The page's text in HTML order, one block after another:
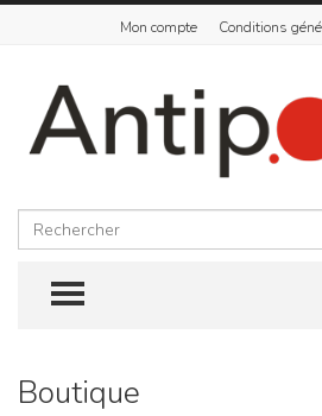
Mon compte Conditions
Rechercher
TOGGLE MENU
SkipBoutique